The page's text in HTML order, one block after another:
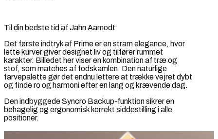
Til din bedste tid af Jahn Aamodt
Det første indtryk af Prime er en stram elegance, hvor
lette kurver giver designet liv og tilfører rummet
karakter. Billedet her viser en kombination af træ og
stof, som matches af fodskamlen. Den naturlige
farvepalette gør det endnu lettere at trække vejret dybt
og finde ro og harmoni efter en lang og krævende dag.
Den indbyggede Syncro Backup-funktion sikrer en
behagelig og ergonomisk korrekt siddestilling i alle
positioner.